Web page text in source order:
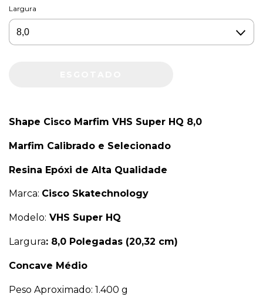
Largura
Shape Cisco Marfim VHS Super HQ 8,0
Marfim Calibrado e Selecionado
Resina Epóxi de Alta Qualidade
Marca: Cisco Skatechnology
Modelo: VHS Super HQ
Largura: 8,0 Polegadas (20,32 cm)
Concave Médio
Peso Aproximado: 1.400 g